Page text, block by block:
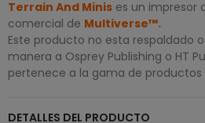
Terrain And Minis es un impresor
comercial de Multiverse™.
Este producto no esta respaldado
manera a Osprey Publishing o HT
pertenece a la gama de productos
DETALLES DEL PRODUCTO